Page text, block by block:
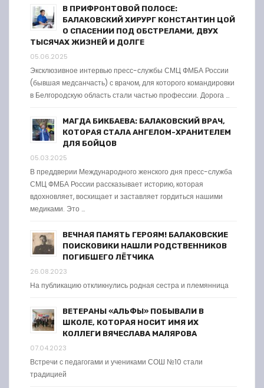
В ПРИФРОНТОВОЙ ПОЛОСЕ:
БАЛАКОВСКИЙ ХИРУРГ КОНСТАНТИН ЦОЙ
О СПАСЕНИИ ПОД ОБСТРЕЛАМИ, ДВУХ
ТЫСЯЧАХ ЖИЗНЕЙ И ДОЛГЕ
05.06.2025
Эксклюзивное интервью пресс-службы СМЦ ФМБА России
(бывшая медсанчасть) с врачом, для которого командировки
в Белгородскую область стали частью профессии. Дорога …
МАГДА БИКБАЕВА: БАЛАКОВСКИЙ ВРАЧ,
КОТОРАЯ СТАЛА АНГЕЛОМ-ХРАНИТЕЛЕМ
ДЛЯ БОЙЦОВ
05.03.2025
В преддверии Международного женского дня пресс-служба
СМЦ ФМБА России рассказывает историю, которая
вдохновляет, восхищает и заставляет гордиться нашими
медиками. Это …
ВЕЧНАЯ ПАМЯТЬ ГЕРОЯМ! БАЛАКОВСКИЕ
ПОИСКОВИКИ НАШЛИ РОДСТВЕННИКОВ
ПОГИБШЕГО ЛЁТЧИКА
26.08.2023
На публикацию откликнулись родная сестра и племянница
ВЕТЕРАНЫ «АЛЬФЫ» ПОБЫВАЛИ В
ШКОЛЕ, КОТОРАЯ НОСИТ ИМЯ ИХ
КОЛЛЕГИ ВЯЧЕСЛАВА МАЛЯРОВА
07.04.2023
Встречи с педагогами и учениками СОШ №10 стали
традицией